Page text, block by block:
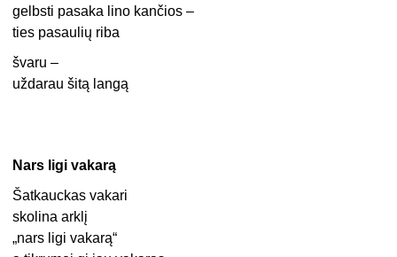
gelbsti pasaka lino kančios –
ties pasaulių riba
švaru –
uždarau šitą langą
Nars ligi vakarą
Šatkauckas vakari
skolina arklį
„nars ligi vakarą“